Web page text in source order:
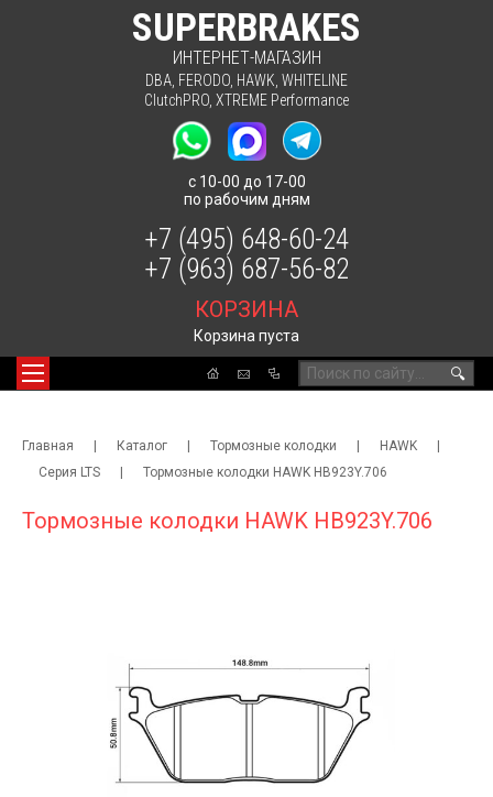
SUPERBRAKES
ИНТЕРНЕТ-МАГАЗИН
DBA FERODO HAWK WHITELINE
ClutchPRO XTREME Performance
с 10-00 до 17-00
по рабочим дням
🔍
КОРЗИНА
Корзина пуста
+7 (495) 648-60-24
+7 (963) 687-56-82
Главная | Каталог | Тормозные колодки | HAWK
|
Серия LTS
| Тормозные колодки HAWK HB923Y.706
Тормозные колодки HAWK HB923Y.706